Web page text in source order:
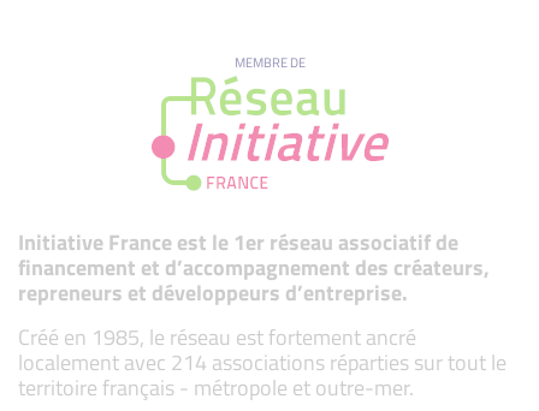
MEMBRE DE
Initiative France est le 1er réseau associatif de
financement et d’accompagnement des créateurs,
repreneurs et développeurs d’entreprise.
Créé en 1985, le réseau est fortement ancré
localement avec 214 associations réparties sur tout le
territoire français - métropole et outre-mer.